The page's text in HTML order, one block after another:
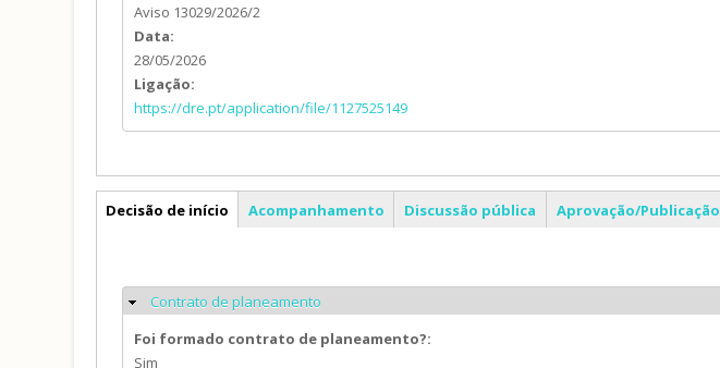
Aviso 13029/2026/2
Data:
28/05/2026
Ligação:
https://dre.pt/application/file/1127525149
PP
Decisão de início Acompanhamento Discussão pública Aprovação/Publicação
Ocultar
Contrato de planeamento
Foi formado contrato de planeamento?:
Sim